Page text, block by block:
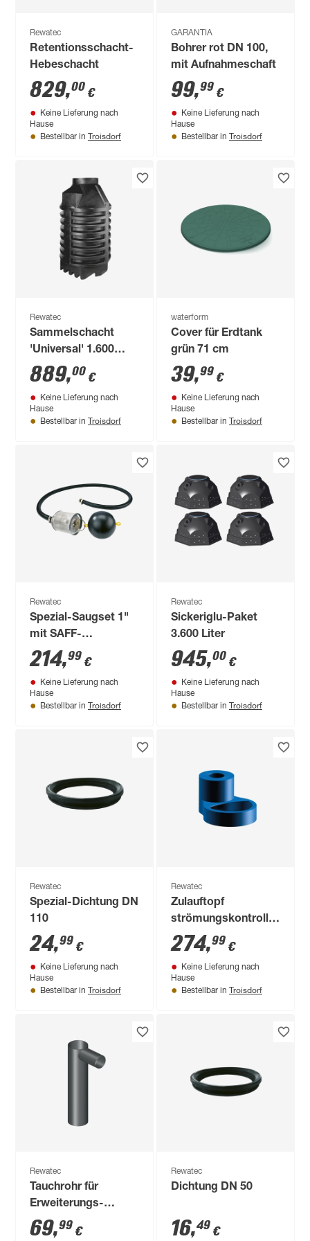
Rewatec
Retentionsschacht-
Hebeschacht
829,00 €
Keine Lieferung nach
Hause
Bestellbar in Troisdorf
GARANTIA
Bohrer rot DN 100,
mit Aufnahmeschaft
99,99 €
Keine Lieferung nach
Hause
Bestellbar in Troisdorf
Rewatec
Sammelschacht
'Universal' 1.600
Liter
889,00 €
Keine Lieferung nach
Hause
Bestellbar in Troisdorf
waterform
Cover für Erdtank
grün 71 cm
39,99 €
Keine Lieferung nach
Hause
Bestellbar in Troisdorf
Rewatec
Spezial-Saugset 1"
mit SAFF-
Filterkörper
214,99 €
Keine Lieferung nach
Hause
Bestellbar in Troisdorf
Rewatec
Sickeriglu-Paket
3.600 Liter
945,00 €
Keine Lieferung nach
Hause
Bestellbar in Troisdorf
Rewatec
Spezial-Dichtung DN
110
24,99 €
Keine Lieferung nach
Hause
Bestellbar in Troisdorf
Rewatec
Zulauftopf
strömungskontrolliert
DN 200
274,99 €
Keine Lieferung nach
Hause
Bestellbar in Troisdorf
Rewatec
Tauchrohr für
Erweiterungs-
Sickeriglu
69,99 €
Rewatec
Dichtung DN 50
16,49 €